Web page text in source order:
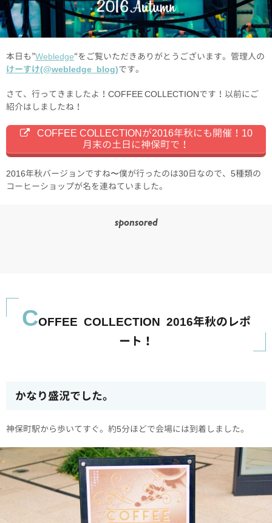
本日も”Webledge“をご覧いただきありがとうございます。管理人の
けーすけ(@webledge_blog)です。
さて、行ってきましたよ！COFFEE COLLECTIONです！以前にご
紹介はしましたね！
COFFEE COLLECTIONが2016年秋にも開催！10
月末の土日に神保町で！
2016年秋バージョンですね〜僕が行ったのは30日なので、5種類の
コーヒーショップが名を連ねていました。
sponsored
COFFEE COLLECTION 2016年秋のレポ
ート！
かなり盛況でした。
神保町駅から歩いてすぐ。約5分ほどで会場には到着しました。